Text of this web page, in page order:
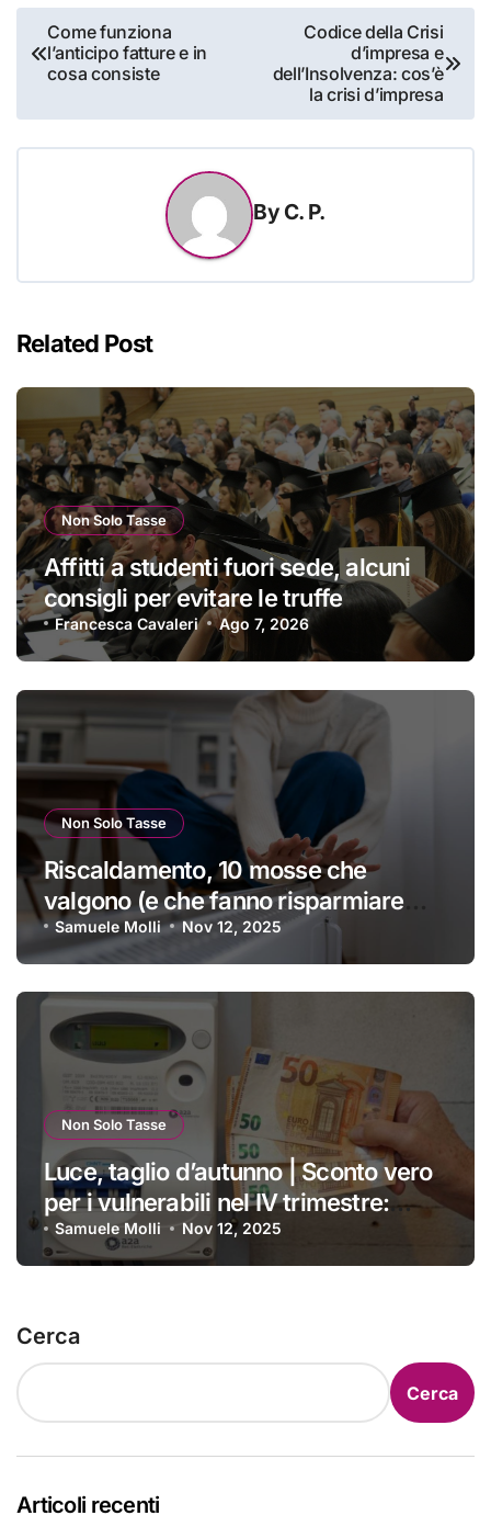
Navigazione
articoli
Come funziona
l’anticipo fatture e in
cosa consiste
Codice della Crisi
d’impresa e
dell’Insolvenza: cos’è
la crisi d’impresa
By C. P.
Related Post
Non Solo Tasse
Affitti a studenti fuori sede, alcuni
consigli per evitare le truffe
Francesca Cavaleri Ago 7, 2026
Non Solo Tasse
Riscaldamento, 10 mosse che
valgono (e che fanno risparmiare
tanti soldini) | I trucchi migliori per
passare un inverno spettacolare
Samuele Molli Nov 12, 2025
Non Solo Tasse
Luce, taglio d’autunno | Sconto vero
per i vulnerabili nel IV trimestre:
ecco a chi si applica e come
ottenerlo
Samuele Molli Nov 12, 2025
Cerca
Cerca
Articoli recenti